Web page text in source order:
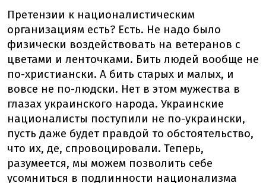
Претензии к националистическим
организациям есть? Есть. Не надо было
физически воздействовать на ветеранов с
цветами и ленточками. Бить людей вообще не
по-христиански. А бить старых и малых, и
вовсе не по-людски. Нет в этом мужества в
глазах украинского народа. Украинские
националисты поступили не по-украински,
пусть даже будет правдой то обстоятельство,
что их, де, спровоцировали. Теперь,
разумеется, мы можем позволить себе
усомниться в подлинности национализма